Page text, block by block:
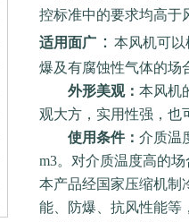
控标准中的要求均高于
适用面广 ： 本风机可
爆及有腐蚀性气体的场
外形美观： 本风机
观大方，实用性强，也
使用条件： 介质温
m3。对介质温度高的
本产品经国家压缩机制
能、防爆、抗风性能等